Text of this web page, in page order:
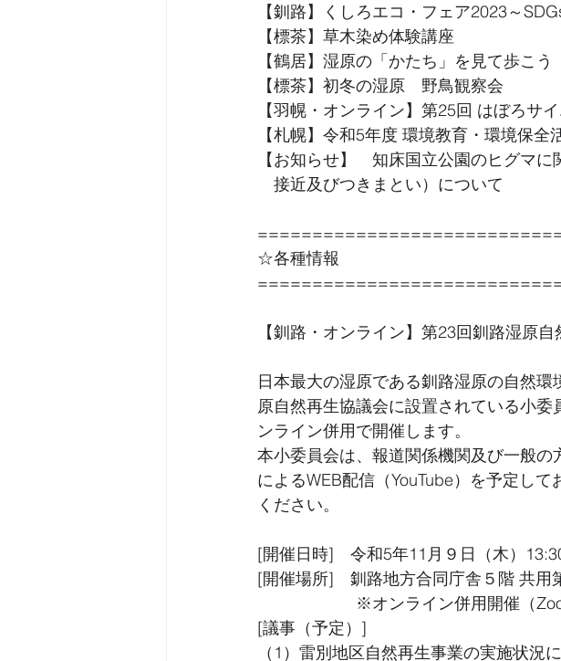
【釧路】くしろエコ・フェア2023～
【標茶】草木染め体験講座
【鶴居】湿原の「かたち」を見て歩こう
【標茶】初冬の湿原　野鳥観察会
【羽幌・オンライン】第25回 はぼろサ
【札幌】令和5年度 環境教育・環境保
【お知らせ】　知床国立公園のヒグマ
接近及びつきまとい）について
☆各種情報
【釧路・オンライン】第23回釧路湿原
日本最大の湿原である釧路湿原の自然
原自然再生協議会に設置されている小
ンライン併用で開催します。
本小委員会は、報道関係機関及び一般
によるWEB配信（YouTube）を予定し
ください。
[開催日時]　令和5年11月９日（木）
[開催場所]　釧路地方合同庁舎５階 共用
※オンライン併用開催（Zoom）
[議事（予定）]
（1）雷別地区自然再生事業の実施状況